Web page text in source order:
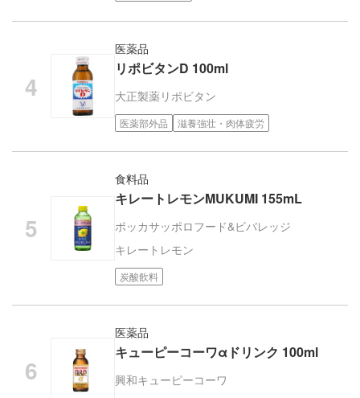
医薬品
リポビタンD 100ml
大正製薬 リポビタン
医薬部外品 滋養強壮・肉体疲労
食料品
キレートレモンMUKUMI 155mL
ポッカサッポロフード&ビバレッジ
キレートレモン
炭酸飲料
医薬品
キューピーコーワαドリンク 100ml
興和キューピーコーワ